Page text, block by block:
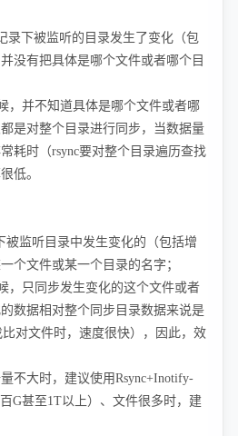
录下被监听的目录发生了变化（包
没有把具体是哪个文件或者哪个目
，并不知道具体是哪个文件或者哪
是对整个目录进行同步，当数据量
耗时（rsync要对整个目录遍历查找
低。
被监听目录中发生变化的（包括增
个文件或某一个目录的名字；
，只同步发生变化的这个文件或者
数据相对整个同步目录数据来说是
对文件时，速度很快），因此，效
不大时，建议使用Rsync+Inotify-
G甚至1T以上）、文件很多时，建